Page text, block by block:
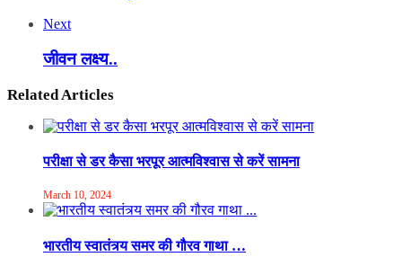
Next
जीवन लक्ष्य..
Related Articles
परीक्षा से डर कैसा भरपूर आत्मविश्वास से करें सामना
March 10, 2024
भारतीय स्वातंत्र्य समर की गौरव गाथा …